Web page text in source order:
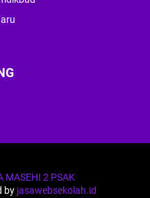
MASEHI 2 PSAK
by jasawebsekolah.id